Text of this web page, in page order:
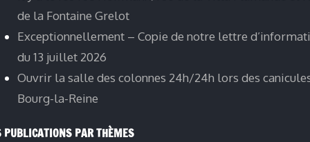
de la Fontaine Grelot
Exceptionnellement – Copie de notre lettre
du 13 juillet 2026
Ouvrir la salle des colonnes 24h/24h lors des
Bourg-la-Reine
PUBLICATIONS PAR THÈMES